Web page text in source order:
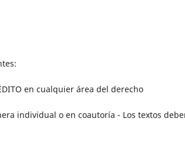
en cualquier área del derecho
individual o en coautoría - Los textos